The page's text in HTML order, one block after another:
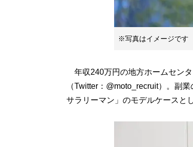
※写真はイメージです
年収240万円の地方ホームセン
（Twitter：@moto_recruit）。副
サラリーマン」のモデルケースと